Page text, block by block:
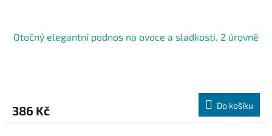
Otočný elegantní podnos na ovoce a sladkosti, 2 úrovně
386 Kč Do košíku